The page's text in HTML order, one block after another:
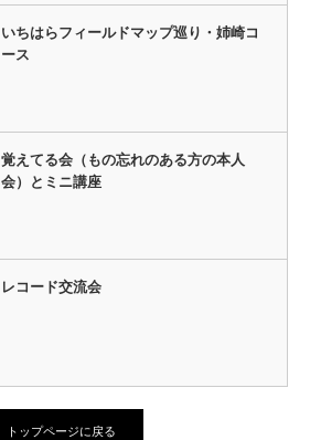
いちはらフィールドマップ巡り・姉崎コ
ース
覚えてる会（もの忘れのある方の本人
会）とミニ講座
レコード交流会
トップページに戻る